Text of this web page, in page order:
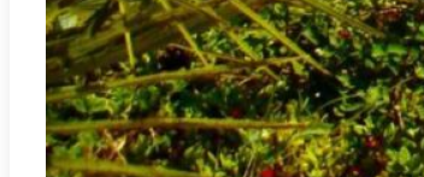
Villas de luxe
Javea
Portichol - Balcón al Mar